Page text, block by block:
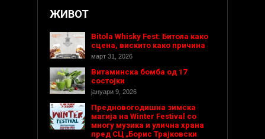
ЖИВОТ
Bitola Whisky Fest: Битола како
сцена, вискито како причина
март 31, 2026
Витаминска бомба од 17
состојки
јануари 9, 2026
Предновогодишнa зимска
магија на Winter Festival со
многу музика и улична храна
пред СЦ „Борис Трајковски